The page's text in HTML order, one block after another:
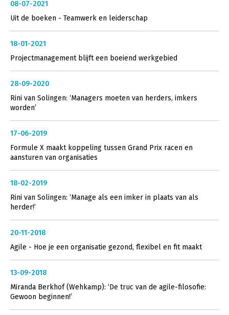
08-07-2021
Uit de boeken - Teamwerk en leiderschap
18-01-2021
Projectmanagement blijft een boeiend werkgebied
28-09-2020
Rini van Solingen: ‘Managers moeten van herders, imkers
worden’
17-06-2019
Formule X maakt koppeling tussen Grand Prix racen en
aansturen van organisaties
18-02-2019
Rini van Solingen: ‘Manage als een imker in plaats van als
herder!’
20-11-2018
Agile - Hoe je een organisatie gezond, flexibel en fit maakt
13-09-2018
Miranda Berkhof (Wehkamp): ‘De truc van de agile-filosofie:
Gewoon beginnen!’